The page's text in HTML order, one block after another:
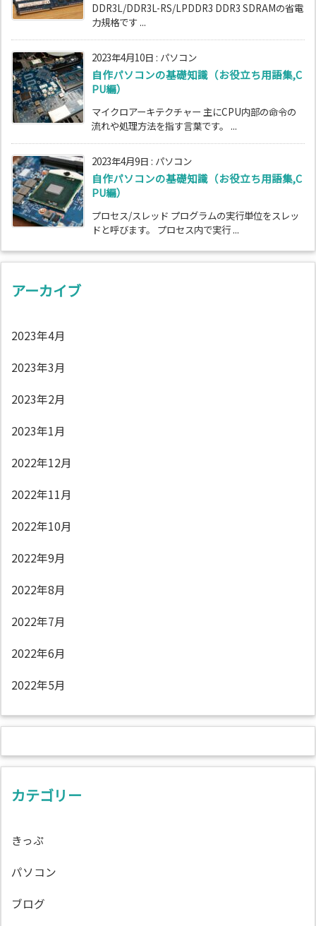
DDR3L/DDR3L-RS/LPDDR3 DDR3 SDRAMの省電
力規格です ...
2023年4月10日 : パソコン
自作パソコンの基礎知識（お役立ち用語集,C
PU編）
マイクロアーキテクチャー 主にCPU内部の命令の
流れや処理方法を指す言葉です。 ...
2023年4月9日 : パソコン
自作パソコンの基礎知識（お役立ち用語集,C
PU編）
プロセス/スレッド プログラムの実行単位をスレッ
ドと呼びます。 プロセス内で実行 ...
アーカイブ
2023年4月
2023年3月
2023年2月
2023年1月
2022年12月
2022年11月
2022年10月
2022年9月
2022年8月
2022年7月
2022年6月
2022年5月
カテゴリー
きっぷ
パソコン
ブログ